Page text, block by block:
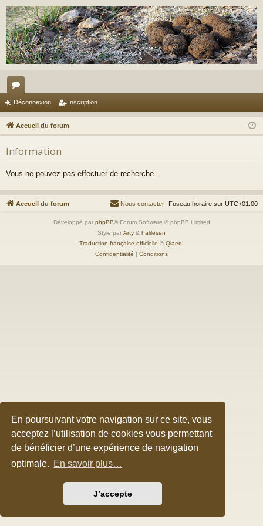
En poursuivant votre navigation sur ce site, vous
acceptez l’utilisation de cookies vous permettant
de bénéficier d’une expérience de navigation
optimale. En savoir plus…
J’accepte
or
u
m
s
Déconnexion Inscription
Accueil du forum
Information
Vous ne pouvez pas effectuer de recherche.
Accueil du forum Fuseau horaire sur UTC+01:00
Nous contacter
Développé par phpBB® Forum Software © phpBB Limited
Style par Arty & halilesen
Traduction française officielle © Qiaeru
Confidentialité | Conditions